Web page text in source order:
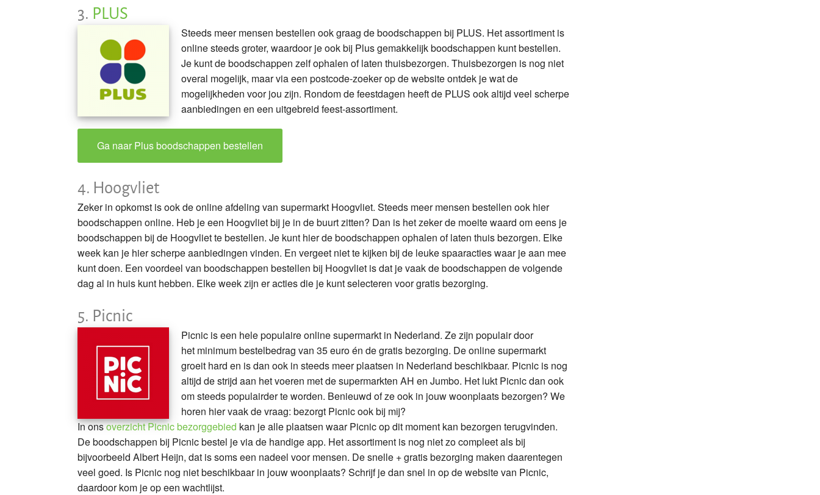
3. PLUS
Steeds meer mensen bestellen ook graag de boodschappen bij PLUS. Het assortiment is
online steeds groter, waardoor je ook bij Plus gemakkelijk boodschappen kunt bestellen.
Je kunt de boodschappen zelf ophalen of laten thuisbezorgen. Thuisbezorgen is nog niet
overal mogelijk, maar via een postcode-zoeker op de website ontdek je wat de
mogelijkheden voor jou zijn. Rondom de feestdagen heeft de PLUS ook altijd veel scherpe
aanbiedingen en een uitgebreid feest-assortiment.
Ga naar Plus boodschappen bestellen
4. Hoogvliet
Zeker in opkomst is ook de online afdeling van supermarkt Hoogvliet. Steeds meer mensen bestellen ook hier
boodschappen online. Heb je een Hoogvliet bij je in de buurt zitten? Dan is het zeker de moeite waard om eens je
boodschappen bij de Hoogvliet te bestellen. Je kunt hier de boodschappen ophalen of laten thuis bezorgen. Elke
week kan je hier scherpe aanbiedingen vinden. En vergeet niet te kijken bij de leuke spaaracties waar je aan mee
kunt doen. Een voordeel van boodschappen bestellen bij Hoogvliet is dat je vaak de boodschappen de volgende
dag al in huis kunt hebben. Elke week zijn er acties die je kunt selecteren voor gratis bezorging.
5. Picnic
Picnic is een hele populaire online supermarkt in Nederland. Ze zijn populair door
het minimum bestelbedrag van 35 euro én de gratis bezorging. De online supermarkt
groeit hard en is dan ook in steeds meer plaatsen in Nederland beschikbaar. Picnic is nog
altijd de strijd aan het voeren met de supermarkten AH en Jumbo. Het lukt Picnic dan ook
om steeds populairder te worden. Benieuwd of ze ook in jouw woonplaats bezorgen? We
horen hier vaak de vraag: bezorgt Picnic ook bij mij?
In onsoverzicht Picnic bezorggebied kan je alle plaatsen waar Picnic op dit moment kan bezorgen terugvinden.
De boodschappen bij Picnic bestel je via de handige app. Het assortiment is nog niet zo compleet als bij
bijvoorbeeld Albert Heijn, dat is soms een nadeel voor mensen. De snelle + gratis bezorging maken daarentegen
veel goed. Is Picnic nog niet beschikbaar in jouw woonplaats? Schrijf je dan snel in op de website van Picnic,
daardoor kom je op een wachtlijst.